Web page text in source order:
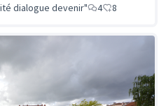
dialogue devenir" 4 8